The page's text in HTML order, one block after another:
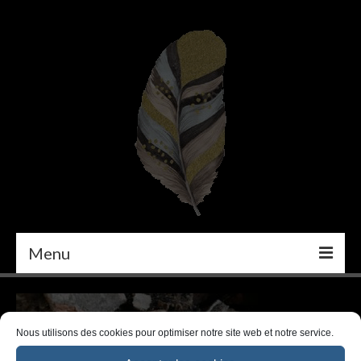
Nous utilisons des cookies pour optimiser notre site web et notre service.
Menu
PEINTURE
DÉCORATION INTÉRIEURE